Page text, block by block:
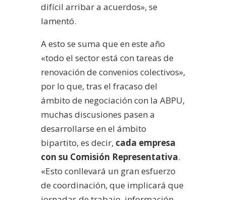
difícil arribar a acuerdos», se
lamentó.
A esto se suma que en este año
«todo el sector está con tareas de
renovación de convenios colectivos»,
por lo que, tras el fracaso del
ámbito de negociación con la ABPU,
muchas discusiones pasen a
desarrollarse en el ámbito
bipartito, es decir, cada empresa
con su Comisión Representativa.
«Esto conllevará un gran esfuerzo
de coordinación, que implicará que